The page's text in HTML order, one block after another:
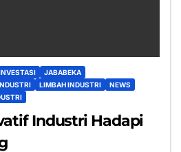
JABABEKA
LIMBAH INDUSTRI
NEWS
Industri Hadapi